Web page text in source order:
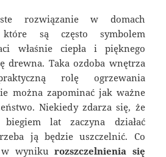
rozwiązanie w domach
które są często symbolem
właśnie ciepła i pięknego
drewna. Taka ozdoba wnętrza
rolę ogrzewania
można zapominać jak ważne
Niekiedy zdarza się, że
lat zaczyna działać
ją będzie uszczelnić. Co
w wynikurozszczelnienia się